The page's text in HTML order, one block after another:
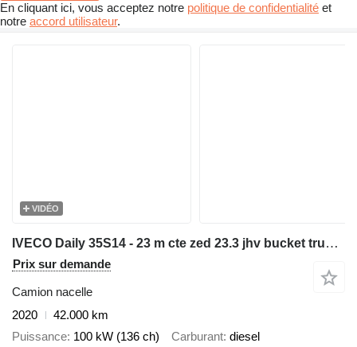
En cliquant ici, vous acceptez notre politique de confidentialité et
notre accord utilisateur.
VIDÉO
IVECO Daily 35S14 - 23 m cte zed 23.3 jhv bucket truck boom lift
Prix sur demande
Camion nacelle
2020
42.000 km
Puissance 100 kW (136 ch) Carburant diesel